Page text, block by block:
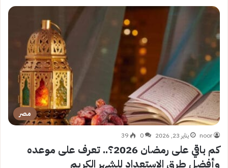
مصر
noor يناير 23, 2026 0
39
كم باقي على رمضان 2026؟.. تعرف على موعده
وأفضل طرق الاستعداد للشهر الكريم